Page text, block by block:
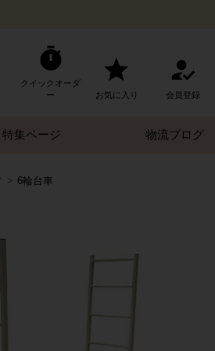
クイックオーダ
ー
お気に入り 会員登録
特集ページ 物流ブログ
6輪台車